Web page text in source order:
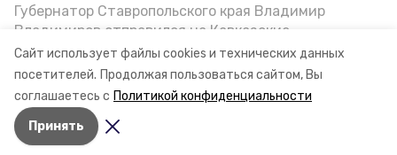
Сайт использует файлы cookies и технических данных
посетителей. Продолжая пользоваться сайтом, Вы
соглашаетесь с Политикой конфиденциальности
Принять
Губернатор Ставропольского края Владимир
Владимиров отправился на Кавказские
Минеральные Воды, чтобы проинспектировать
строительство объектов в Кисловодске и
Минводах, а также выслушать предложения о
постройке новых точек притяжения для местных
жителей. Подробнее — в материале «Победы26».
аварийная ситуация аварийное отключение
аварийные ремонтные работы
авария в минводах